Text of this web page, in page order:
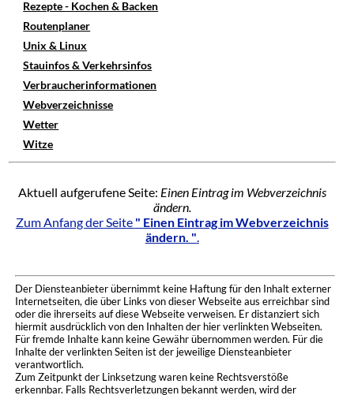
Rezepte - Kochen & Backen
Routenplaner
Unix & Linux
Stauinfos & Verkehrsinfos
Verbraucherinformationen
Webverzeichnisse
Wetter
Witze
Aktuell aufgerufene Seite: Einen Eintrag im Webverzeichnis
ändern.
Zum Anfang der Seite " Einen Eintrag im Webverzeichnis
ändern. ".
Der Diensteanbieter übernimmt keine Haftung für den Inhalt externer
Internetseiten, die über Links von dieser Webseite aus erreichbar sind
oder die ihrerseits auf diese Webseite verweisen. Er distanziert sich
hiermit ausdrücklich von den Inhalten der hier verlinkten Webseiten.
Für fremde Inhalte kann keine Gewähr übernommen werden. Für die
Inhalte der verlinkten Seiten ist der jeweilige Diensteanbieter
verantwortlich.
Zum Zeitpunkt der Linksetzung waren keine Rechtsverstöße
erkennbar. Falls Rechtsverletzungen bekannt werden, wird der